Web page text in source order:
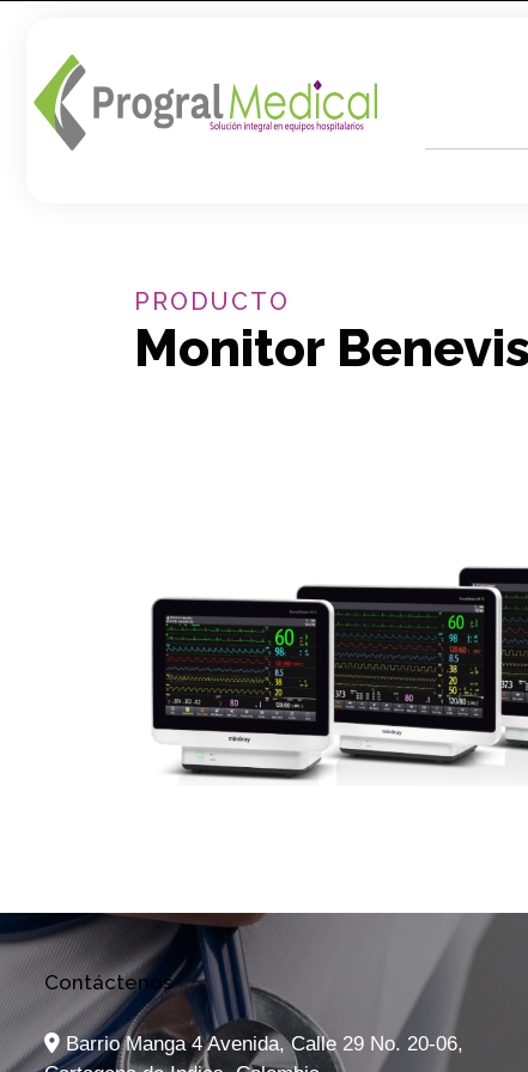
PRODUCTO
Monitor
Contáctenos
Barrio Manga 4 Avenida, Calle 29 No. 20-06,